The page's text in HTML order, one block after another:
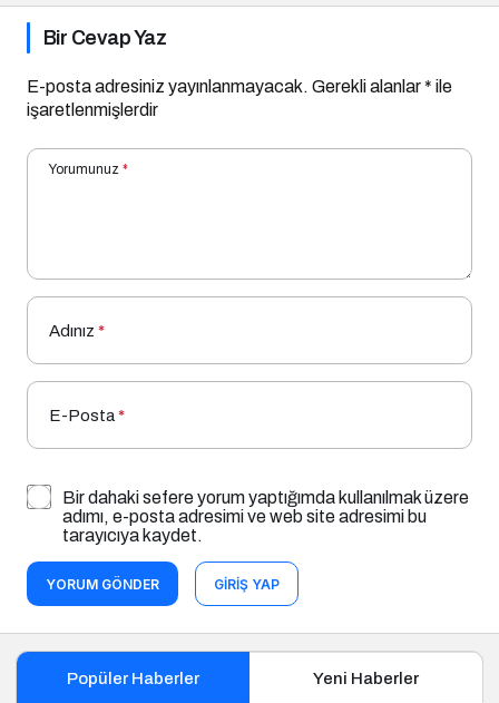
Bir Cevap Yaz
E-posta adresiniz yayınlanmayacak. Gerekli alanlar* ile
işaretlenmişlerdir
Yorumunuz *
Adınız *
E-Posta*
Bir dahaki sefere yorum yaptığımda kullanılmak üzere
adımı, e-posta adresimi ve web site adresimi bu
tarayıcıya kaydet.
YORUM GÖNDER GIRIŞ YAP
Popüler Haberler Yeni Haberler